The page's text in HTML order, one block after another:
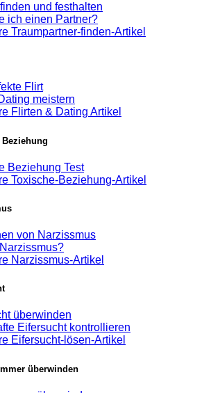
und festhalten
ich einen Partner?
Traumpartner-finden-Artikel
Flirt
meistern
Flirten & Dating Artikel
Beziehung Test
Toxische-Beziehung-Artikel
von Narzissmus
Narzissmus-Artikel
überwinden
Eifersucht kontrollieren
Eifersucht-lösen-Artikel
überwinden